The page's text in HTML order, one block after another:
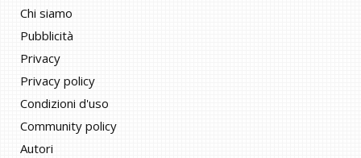
Chi siamo
Pubblicità
Privacy
Privacy policy
Condizioni d'uso
Community policy
Autori